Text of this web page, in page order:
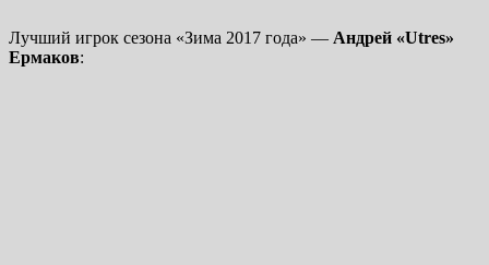
Лучший игрок сезона «Зима 2017 года» — Андрей «Utres»
Ермаков: